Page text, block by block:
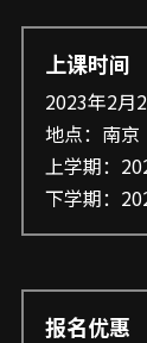
上课时间
2023年2月
地点：南京
上学期：
下学期：
报名优惠